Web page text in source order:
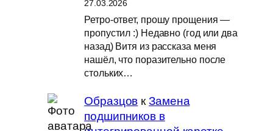
27.03.2026
Ретро-ответ, прошу прощения —
пропустил :) Недавно (год или два
назад) Витя из рассказа меня
нашёл, что поразительно после
стольких…
Образцов кЗамена
подшипников в